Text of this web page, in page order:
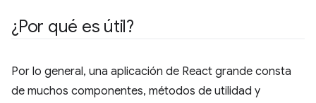
¿Por qué es útil?
Por lo general, una aplicación de React grande consta
de muchos componentes, métodos de utilidad y